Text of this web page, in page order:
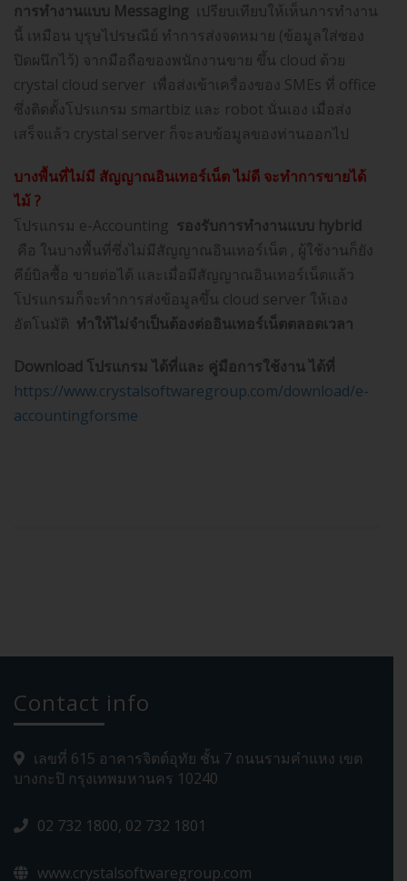
การทำงานแบบ Messaging เปรียบเทียบให้เห็นการทำงาน
นี้ เหมือน บุรุษไปรษณีย์ ทำการส่งจดหมาย (ข้อมูลใส่ซอง
ปิดผนึกไว้) จากมือถือของพนักงานขาย ขึ้น cloud ด้วย
crystal cloud server เพื่อส่งเข้าเครื่องของ SMEs ที่ office
ซึ่งติดตั้งโปรแกรม smartbiz และ robot นั่นเอง เมื่อส่ง
เสร็จแล้ว crystal server ก็จะลบข้อมูลของท่านออกไป
บางพื้นที่ไม่มี สัญญาณอินเทอร์เน็ต ไม่ดี จะทำการขายได้
ไม้?
โปรแกรม e-Accounting รองรับการทำงานแบบ hybrid
คือ ในบางพื้นที่ซึ่งไม่มีสัญญาณอินเทอร์เน็ต , ผู้ใช้งานก็ยัง
คีย์บิลซื้อ ขายต่อได้ และเมื่อมีสัญญาณอินเทอร์เน็ตแล้ว
โปรแกรมก็จะทำการส่งข้อมูลขึ้น cloud server ให้เอง
อัตโนมัติ ทำให้ไม่จำเป็นต้องต่ออินเทอร์เน็ตตลอดเวลา
Download โปรแกรม ได้ที่และ คู่มือการใช้งาน ได้ที่
https://www.crystalsoftwaregroup.com/download/e-
accountingforsme
Contact info
เลขที่ 615 อาคารจิตต์อุทัย ชั้น 7 ถนนรามคำแหง เขต
บางกะปิ กรุงเทพมหานคร 10240
02 732 1800, 02 732 1801
www.crystalsoftwaregroup.com